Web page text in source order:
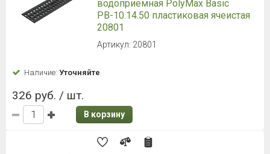
водоприемная PolyMax Basic
РВ-10.14.50 пластиковая ячеистая
20801
Артикул: 20801
Наличие: Уточняйте
326 руб. / шт.
В корзину